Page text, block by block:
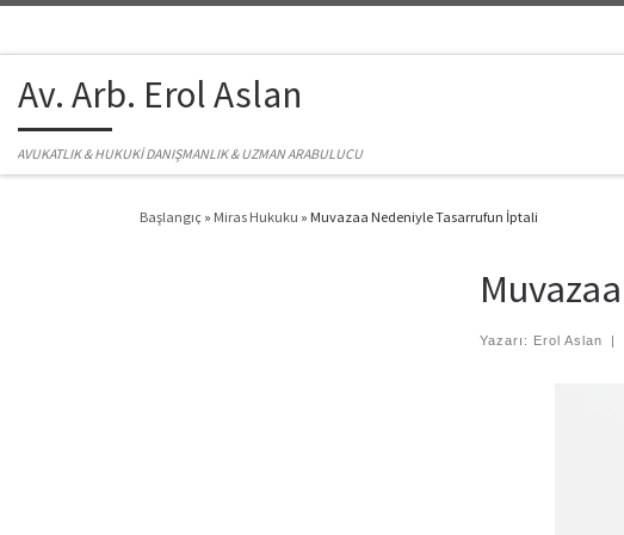
Av. Arb. Erol Aslan
AVUKATLIK & HUKUKİ DANIŞMANLIK & UZMAN ARABULUCU
Başlangıç » Miras Hukuku » Muvazaa Nedeniyle Tasarrufun İptali
Yazarı: Erol Aslan